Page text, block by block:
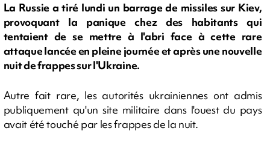
La Russie a tiré lundi un barrage de missiles sur Kiev,
provoquant la panique chez des habitants qui
tentaient de se mettre à l'abri face à cette rare
attaque lancée en pleine journée et après une nouvelle
nuit de frappes sur l'Ukraine.
Autre fait rare, les autorités ukrainiennes ont admis
publiquement qu'un site militaire dans l'ouest du pays
avait été touché par les frappes de la nuit.